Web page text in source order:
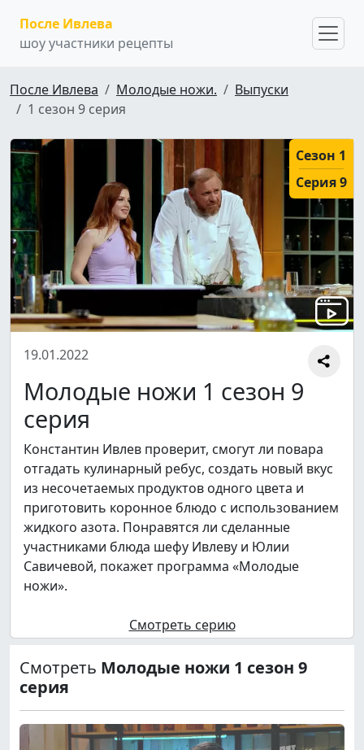
После Ивлева
шоу участники рецепты
После Ивлева Молодые ножи.
Выпуски
1 сезон 9 серия
Сезон 1
Серия 9
19.01.2022
Молодые ножи 1 сезон 9
серия
Константин Ивлев проверит, смогут ли повара
отгадать кулинарный ребус, создать новый вкус
из несочетаемых продуктов одного цвета и
приготовить коронное блюдо с использованием
жидкого азота. Понравятся ли сделанные
участниками блюда шефу Ивлеву и Юлии
Савичевой, покажет программа «Молодые
ножи».
Смотреть серию
Смотреть Молодые ножи 1 сезон 9
серия